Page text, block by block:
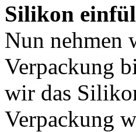
Silikon
Nun nehmen
Verpackung
wir das
Verpackung